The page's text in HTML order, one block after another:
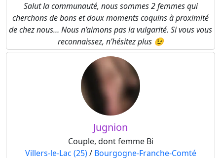
Salut la communauté, nous sommes 2 femmes qui
cherchons de bons et doux moments coquins à proximité
de chez nous… Nous n’aimons pas la vulgarité. Si vous vous
reconnaissez, n’hésitez plus 😉
Jugnion
Couple, dont femme Bi
Villers-le-Lac (25)/ Bourgogne-Franche-Comté